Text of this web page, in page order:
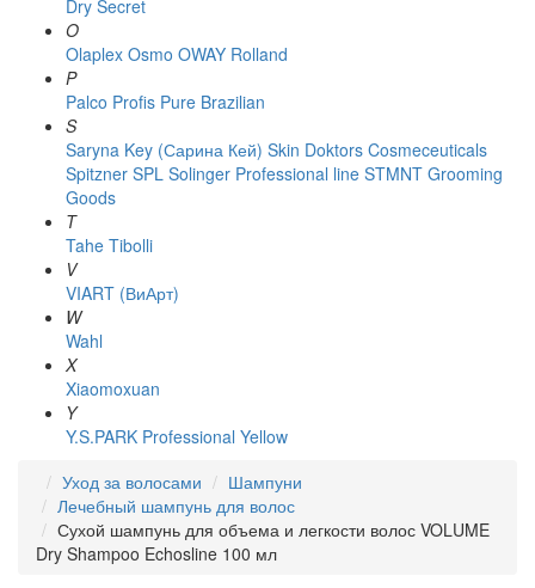
Dry Secret
O
Olaplex Osmo OWAY Rolland
P
Palco Profis Pure Brazilian
S
Saryna Key (Сарина Кей) Skin Doktors Cosmeceuticals
Spitzner SPL Solinger Professional line STMNT Grooming
Goods
T
Tahe Tibolli
V
VIART (ВиАрт)
W
Wahl
X
Xiaomoxuan
Y
Y.S.PARK Professional Yellow
Уход за волосами
Шампуни
Лечебный шампунь для волос
Сухой шампунь для объема и легкости волос VOLUME
Dry Shampoo Echosline 100 мл